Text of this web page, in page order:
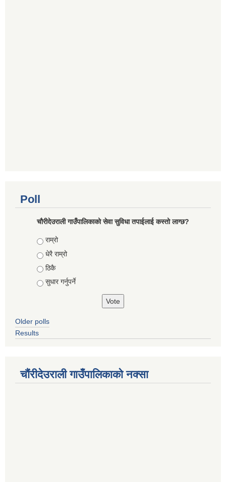
Poll
चौरीदेउराली गाउँपालिकाको सेवा सुविधा तपाईलाई कस्तो लाग्छ?
Choices
राम्रो
धेरै राम्रो
ठिकै
सुधार गर्नुपर्ने
Older polls
Results
चौंरीदेउराली गाउँपालिकाको नक्सा